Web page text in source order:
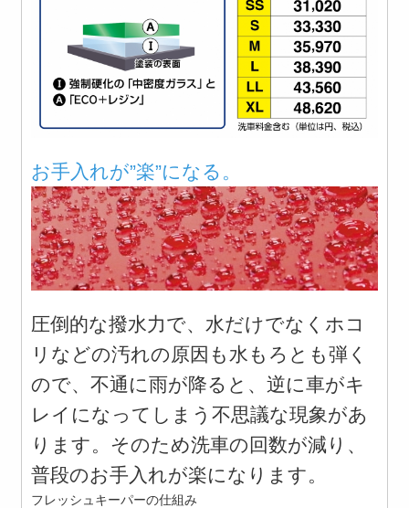
お手入れが”楽”になる。
圧倒的な撥水力で、水だけでなくホコ
リなどの汚れの原因も水もろとも弾く
ので、不通に雨が降ると、逆に車がキ
レイになってしまう不思議な現象があ
ります。そのため洗車の回数が減り、
普段のお手入れが楽になります。
フレッシュキーパーの仕組み